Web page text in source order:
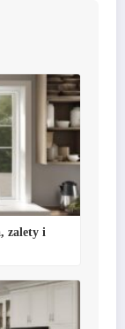
zalety i